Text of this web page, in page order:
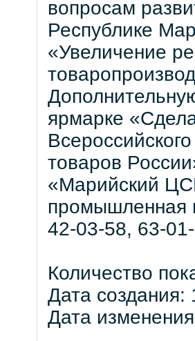
вопросам
Республике
«Увеличение
ярмарке
товаров
«Марийский
промышленная
42-03-58, 63-
Количество
Дата
Дата